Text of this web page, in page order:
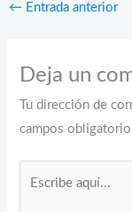
← Entrada anterior
Deja un
Tu dirección de
campos